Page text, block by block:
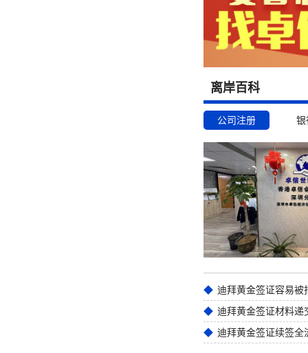
离岸百科
公司注册 银
迪拜黄金签证材料递
迪拜黄金签证续签全